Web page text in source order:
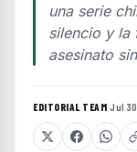
una serie
silencio y la
asesinato
EDITORIAL TEAM·Jul